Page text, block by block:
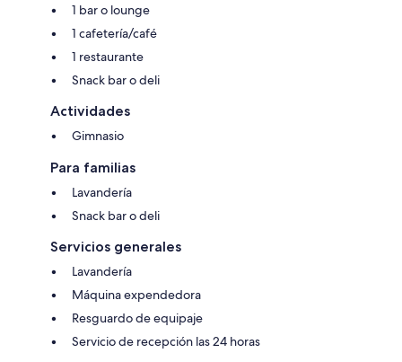
1 bar o lounge
1 cafetería/café
1 restaurante
Snack bar o deli
Actividades
Gimnasio
Para familias
Lavandería
Snack bar o deli
Servicios generales
Lavandería
Máquina expendedora
Resguardo de equipaje
Servicio de recepción las 24 horas